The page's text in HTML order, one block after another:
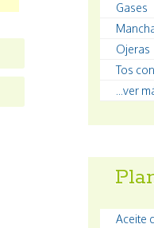
Gases
Ojeras
Tos
...ver
Aceite